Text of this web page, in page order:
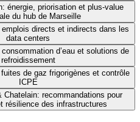
énergie, priorisation et plus‑value
du hub de Marseille
directs et indirects dans les
data centers
d’eau et solutions de
refroidissement
de gaz frigorigènes et contrôle
ICPE
Chatelain: recommandations pour
résilience des infrastructures